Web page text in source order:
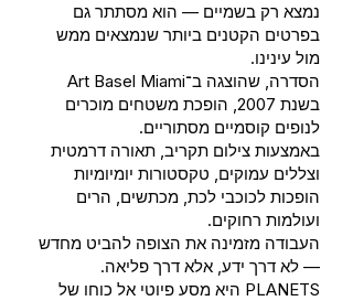
נמצא רק בשמיים — הוא מסתתר גם
בפרטים הקטנים ביותר שנמצאים ממש
מול עינינו.
הסדרה, שהוצגה ב־Art Basel Miami
בשנת 2007, הופכת משטחים מוכרים
לנופים קוסמיים מסתוריים.
באמצעות צילום תקריב, תאורה דרמטית
וצללים עמוקים, טקסטורות יומיומיות
הופכות לכוכבי לכת, מכתשים, הרים
ועולמות רחוקים.
העבודה מזמינה את הצופה להביט מחדש
— לא דרך ידע, אלא דרך פליאה.
PLANETS היא מסע פיוטי אל כוחו של